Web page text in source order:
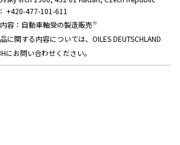
+420-477-101-611
容：自動車軸受の製造販売※
に関する内容については、OILES DEUTSCHLAND
にお問い合わせください。